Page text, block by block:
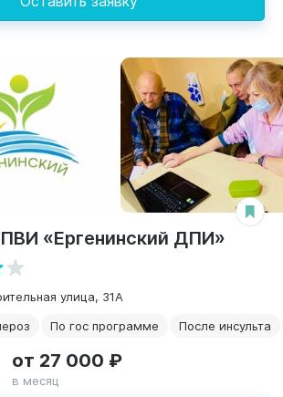
«Ергенинский ДПИ»
улица, 31А
По гос программе После инсульта
от 27 000 ₽
в месяц